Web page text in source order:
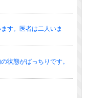
す。医者は二人いま
状態がばっちりです。